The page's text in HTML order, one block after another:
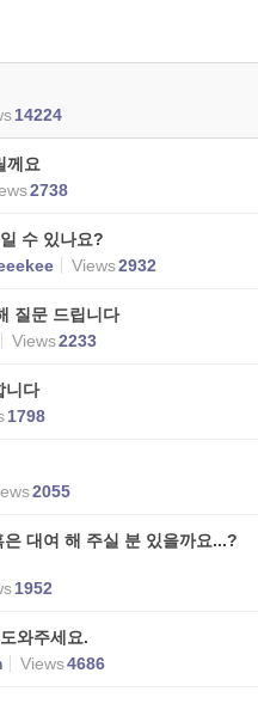
14224
께요
2738
수 있나요?
Views2932
질문 드립니다
Views2233
니다
1798
2055
대여 해 주실 분 있을까요...?
1952
와주세요.
Views4686